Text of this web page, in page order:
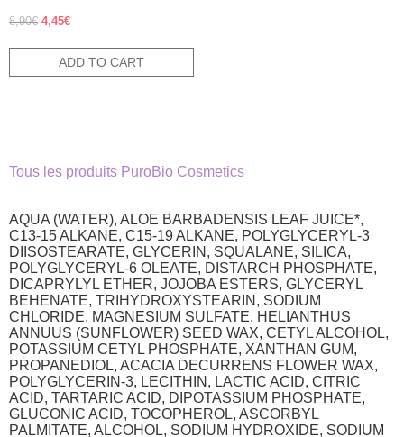
8,90€ Original
4,45€Current
ADD TO CART
Tous les produits PuroBio Cosmetics
AQUA (WATER), ALOE BARBADENSIS LEAF JUICE*,
C13-15 ALKANE, C15-19 ALKANE, POLYGLYCERYL-3
DIISOSTEARATE, GLYCERIN, SQUALANE, SILICA,
POLYGLYCERYL-6 OLEATE, DISTARCH PHOSPHATE,
DICAPRYLYL ETHER, JOJOBA ESTERS, GLYCERYL
BEHENATE, TRIHYDROXYSTEARIN, SODIUM
CHLORIDE, MAGNESIUM SULFATE, HELIANTHUS
ANNUUS (SUNFLOWER) SEED WAX, CETYL ALCOHOL,
POTASSIUM CETYL PHOSPHATE, XANTHAN GUM,
PROPANEDIOL, ACACIA DECURRENS FLOWER WAX,
POLYGLYCERIN-3, LECITHIN, LACTIC ACID, CITRIC
ACID, TARTARIC ACID, DIPOTASSIUM PHOSPHATE,
GLUCONIC ACID, TOCOPHEROL, ASCORBYL
PALMITATE, ALCOHOL, SODIUM HYDROXIDE, SODIUM